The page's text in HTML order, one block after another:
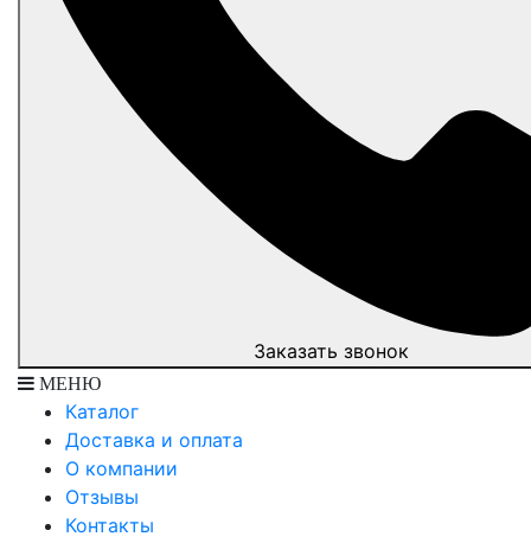
Заказать звонок
МЕНЮ
Каталог
Доставка и оплата
О компании
Отзывы
Контакты